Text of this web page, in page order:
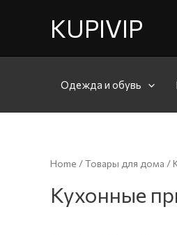
KUPIVIP
Одежда и обувь
Home /Товары для дома /
Кухонные